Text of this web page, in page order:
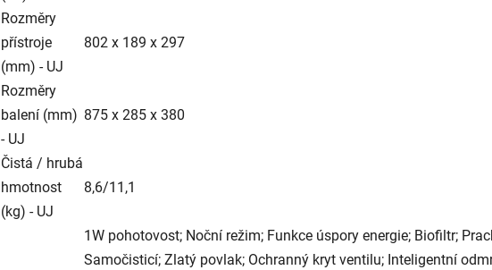
Rozměry
přístroje
(mm) - UJ
802 x 189 x 297
Rozměry
balení (mm)
- UJ
875 x 285 x 380
Čistá / hrubá
hmotnost
(kg) - UJ
8,6/11,1
1W pohotovost; Noční režim; Funkce úspory energie; Biofiltr;
Samočisticí; Zlatý povlak; Ochranný kryt ventilu; Inteligentní